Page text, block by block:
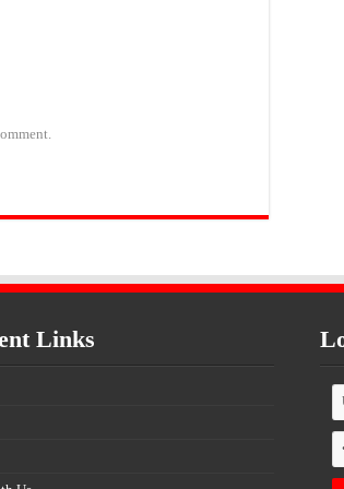
Links